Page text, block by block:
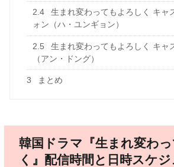
2.4
生まれ変わってもよろしく キャ
ォン（ハ・ユンギョン）
2.5
生まれ変わってもよろしく キャ
（アン・ドング）
3 まとめ
韓国ドラマ『生まれ変わ
く』配信時間と日時スケ